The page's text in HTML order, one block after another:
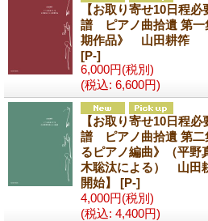
【お取り寄せ10日程
譜 ピアノ曲拾遺 第一
期作品》 山田耕筰 【
[P-]
6,000円(税別)
(税込: 6,600円)
【お取り寄せ10日程
譜 ピアノ曲拾遺 第二
るピアノ編曲》（平野
木聡汰による） 山田
開始】 [P-]
4,000円(税別)
(税込: 4,400円)